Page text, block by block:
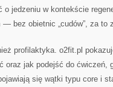
jedzeniu w kontekście
bez obietnic „cudów”, za to
profilaktyka. o2fit.pl
oraz jak podejść do ćwiczeń,
się wątki typu core i